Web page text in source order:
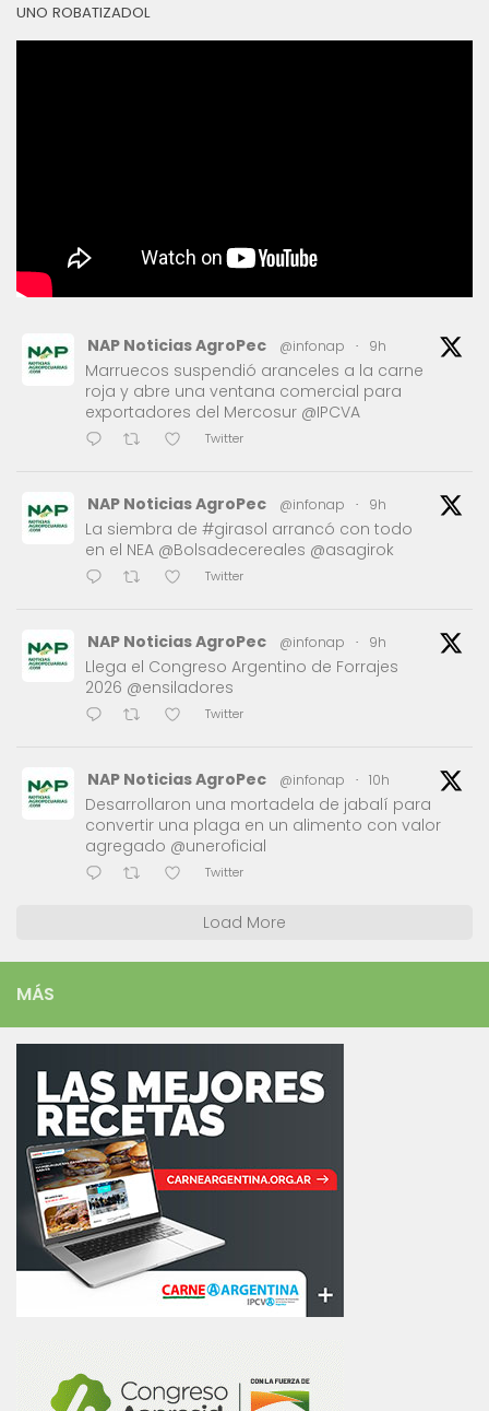
UNO ROBATIZADOL
NAP Noticias AgroPec @infonap · 9h
Marruecos suspendió aranceles a la carne
roja y abre una ventana comercial para
exportadores del Mercosur @IPCVA
Twitter
NAP Noticias AgroPec @infonap · 9h
La siembra de #girasol arrancó con todo
en el NEA @Bolsadecereales @asagirok
Twitter
NAP Noticias AgroPec @infonap · 9h
Llega el Congreso Argentino de Forrajes
2026 @ensiladores
Twitter
NAP Noticias AgroPec @infonap · 10h
Desarrollaron una mortadela de jabalí para
convertir una plaga en un alimento con valor
agregado @uneroficial
Twitter
Load More
MÁS